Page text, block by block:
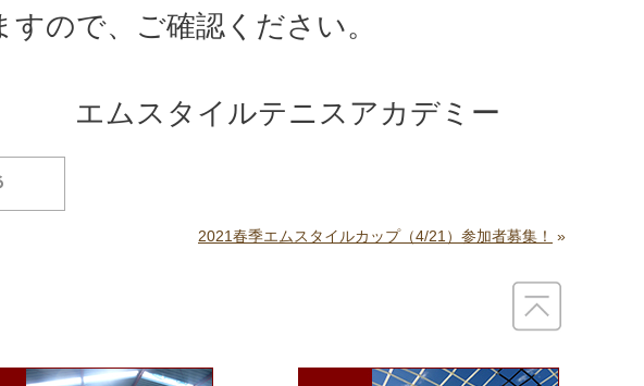
ので、ご確認ください。
エムスタイルテニスアカデミー
2021春季エムスタイルカップ（4/21）参加者募集！ »